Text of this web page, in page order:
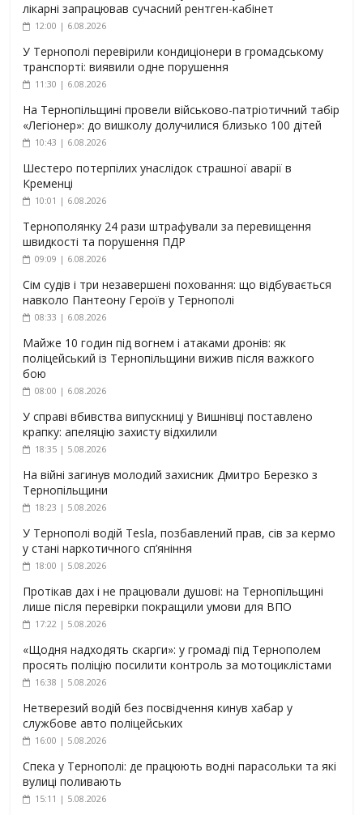
лікарні запрацював сучасний рентген-кабінет
12:00 | 6.08.2026
У Тернополі перевірили кондиціонери в громадському
транспорті: виявили одне порушення
11:30 | 6.08.2026
На Тернопільщині провели військово-патріотичний табір
«Легіонер»: до вишколу долучилися близько 100 дітей
10:43 | 6.08.2026
Шестеро потерпілих унаслідок страшної аварії в
Кременці
10:01 | 6.08.2026
Тернополянку 24 рази штрафували за перевищення
швидкості та порушення ПДР
09:09 | 6.08.2026
Сім судів і три незавершені поховання: що відбувається
навколо Пантеону Героїв у Тернополі
08:33 | 6.08.2026
Майже 10 годин під вогнем і атаками дронів: як
поліцейський із Тернопільщини вижив після важкого
бою
08:00 | 6.08.2026
У справі вбивства випускниці у Вишнівці поставлено
крапку: апеляцію захисту відхилили
18:35 | 5.08.2026
На війні загинув молодий захисник Дмитро Березко з
Тернопільщини
18:23 | 5.08.2026
У Тернополі водій Tesla, позбавлений прав, сів за кермо
у стані наркотичного сп’яніння
18:00 | 5.08.2026
Протікав дах і не працювали душові: на Тернопільщині
лише після перевірки покращили умови для ВПО
17:22 | 5.08.2026
«Щодня надходять скарги»: у громаді під Тернополем
просять поліцію посилити контроль за мотоциклістами
16:38 | 5.08.2026
Нетверезий водій без посвідчення кинув хабар у
службове авто поліцейських
16:00 | 5.08.2026
Спека у Тернополі: де працюють водні парасольки та які
вулиці поливають
15:11 | 5.08.2026